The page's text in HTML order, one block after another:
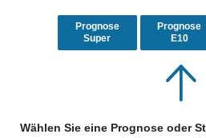
Prognose
Super
Prognose
E10
Wählen Sie eine Prognose oder